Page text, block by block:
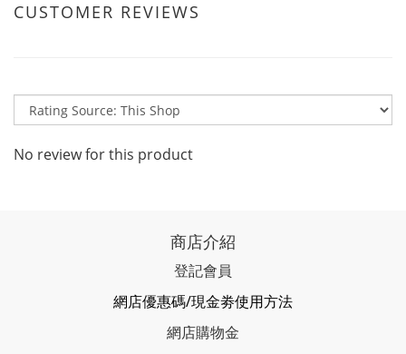
CUSTOMER REVIEWS
No review for this product
商店介紹
登記會員
網店優惠碼/現金劵使用方法
網店購物金